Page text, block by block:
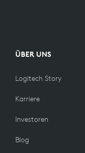
ÜBER UNS
Logitech Story
Karriere
Investoren
Blog